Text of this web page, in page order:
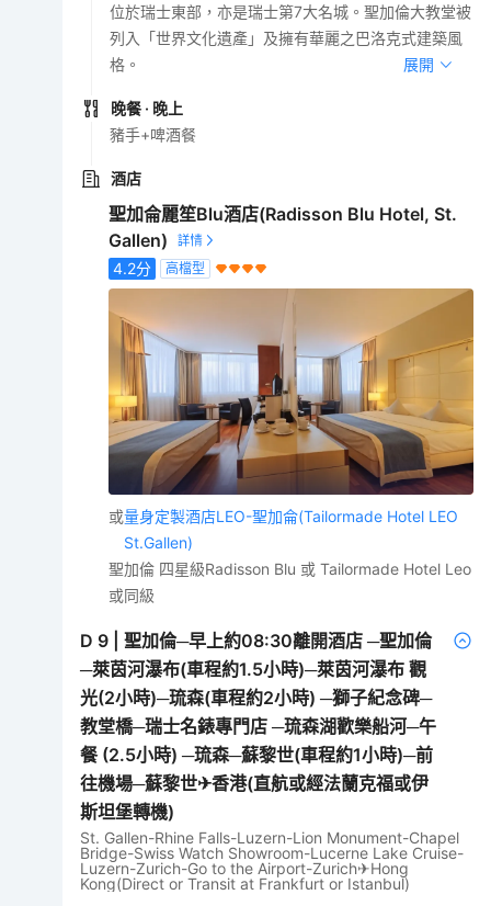
位於瑞士東部，亦是瑞士第7大名城。聖加倫大教堂被
列入「世界文化遺產」及擁有華麗之巴洛克式建築風
格。
展開
晚餐 · 晚上
豬手+啤酒餐
酒店
聖加侖麗笙Blu酒店(Radisson Blu Hotel, St.
Gallen)
4.2分 高檔型
或量身定製酒店LEO-聖加侖(Tailormade Hotel LEO
St.Gallen)
聖加倫 四星級Radisson Blu 或 Tailormade Hotel Leo
或同級
D 9 |聖加倫─早上約08:30離開酒店 ─聖加倫
─萊茵河瀑布(車程約1.5小時)─萊茵河瀑布 觀
光(2小時)─琉森(車程約2小時) ─獅子紀念碑─
教堂橋─瑞士名錶專門店 ─琉森湖歡樂船河─午
餐 (2.5小時) ─琉森─蘇黎世(車程約1小時)─前
往機場─蘇黎世✈香港(直航或經法蘭克福或伊
斯坦堡轉機)
St. Gallen-Rhine Falls-Luzern-Lion Monument-Chapel
Bridge-Swiss Watch Showroom-Lucerne Lake Cruise-
Luzern-Zurich-Go to the Airport-Zurich✈Hong
Kong(Direct or Transit at Frankfurt or Istanbul)